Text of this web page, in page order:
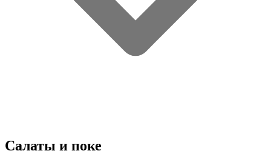
Салаты и поке